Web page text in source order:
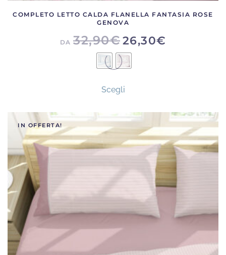
COMPLETO LETTO CALDA FLANELLA FANTASIA ROSE
GENOVA
DA 32,90€26,30€
Scegliprodotto
più
varianti.
Le
opzioni
possono
del
IN OFFERTA!